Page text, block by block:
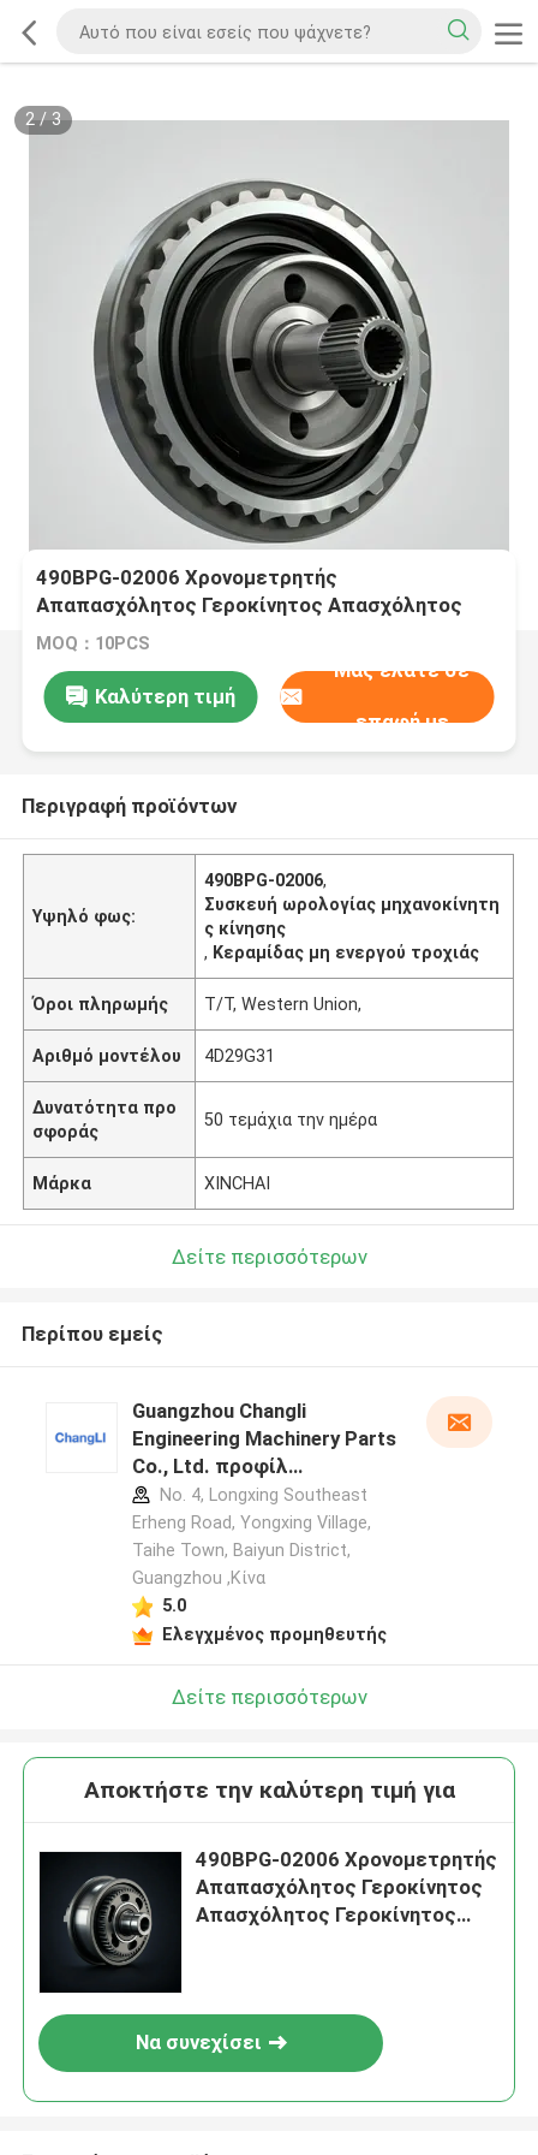
2/3
490BPG-02006 Χρονομετρητής
Απαπασχόλητος Γεροκίνητος Απασχόλητος
Γεροκίνητος Αμβολοφόρος Γεροκίνητος
MOQ：10PCS
Καλύτερη τιμή
Μας ελάτε σε
επαφή με
Περιγραφή προϊόντων
Υψηλό φως:
490BPG-02006,
Συσκευή ωρολογίας μηχανοκίνητη
ς κίνησης
, Κεραμίδας μη ενεργού τροχιάς
Όροι πληρωμής Τ/Τ, Western Union,
Αριθμό μοντέλου 4D29G31
Δυνατότητα προ
σφοράς
50 τεμάχια την ημέρα
Μάρκα XINCHAI
Δείτε περισσότερων
Περίπου εμείς
Guangzhou Changli
Engineering Machinery Parts
Co., Ltd. προφίλ
κατασκευαστή
No. 4, Longxing Southeast
Erheng Road, Yongxing Village,
Taihe Town, Baiyun District,
Guangzhou ,Κίνα
5.0
Ελεγχμένος προμηθευτής
Δείτε περισσότερων
Αποκτήστε την καλύτερη τιμή για
490BPG-02006 Χρονομετρητής
Απαπασχόλητος Γεροκίνητος
Απασχόλητος Γεροκίνητος
Να συνεχίσει